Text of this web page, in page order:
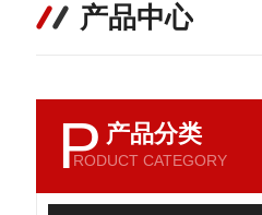
产品中心
P 产品分类
RODUCT CATEGORY